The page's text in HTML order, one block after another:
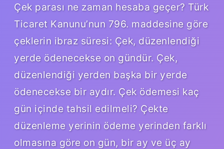
Çek parası ne zaman hesaba geçer? Türk
Ticaret Kanunu’nun 796. maddesine göre
çeklerin ibraz süresi: Çek, düzenlendiği
yerde ödenecekse on gündür. Çek,
düzenlendiği yerden başka bir yerde
ödenecekse bir aydır. Çek ödemesi kaç
gün içinde tahsil edilmeli? Çekte
düzenleme yerinin ödeme yerinden farklı
olmasına göre on gün, bir ay ve üç ay